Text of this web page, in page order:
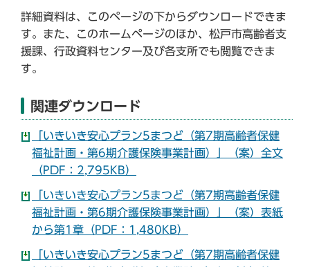
詳細資料は、このページの下からダウンロードできま
す。また、このホームページのほか、松戸市高齢者支
援課、行政資料センター及び各支所でも閲覧できま
す。
関連ダウンロード
「いきいき安心プラン5まつど（第7期高齢者保健
福祉計画・第6期介護保険事業計画）」（案）全文
（PDF：2,795KB）
「いきいき安心プラン5まつど（第7期高齢者保健
福祉計画・第6期介護保険事業計画）」（案）表紙
から第1章（PDF：1,480KB）
「いきいき安心プラン5まつど（第7期高齢者保健